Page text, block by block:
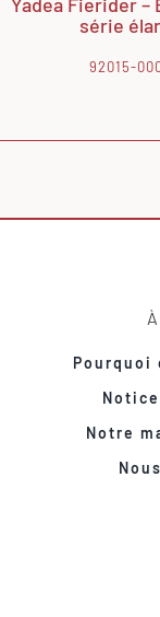
série
92015-
Pourquoi
Notre